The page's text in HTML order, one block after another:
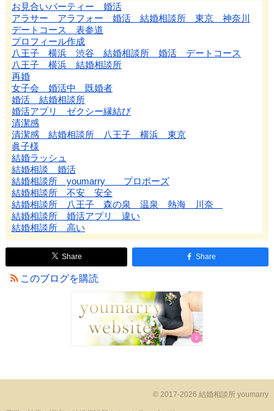
お見合いパーティー 婚活
アラサー アラフォー 婚活 結婚相談所 東京 神奈川
デートコース 表参道
プロフィール作成
八王子 横浜 渋谷 結婚相談所 婚活 デートコース
八王子 横浜 結婚相談所
再婚
女子会 婚活中 既婚者
婚活 結婚相談所
婚活アプリ ゼクシー縁結び
清潔感
清潔感 結婚相談所 八王子 横浜 東京
眞子様
結婚ラッシュ
結婚相談 婚活
結婚相談所 youmarry プロポーズ
結婚相談所 不安 安全
結婚相談所 八王子 森の泉 温泉 熱海 川奈
結婚相談所 婚活アプリ 違い
結婚相談所 高い
Share Share
このブログを購読
© 2017-2026 結婚相談所 youmarry